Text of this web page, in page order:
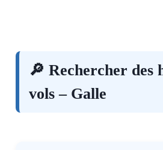
🔎 Rechercher des
vols – Galle